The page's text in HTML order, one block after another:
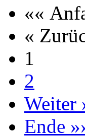
««
«
1
2
Weiter
Ende